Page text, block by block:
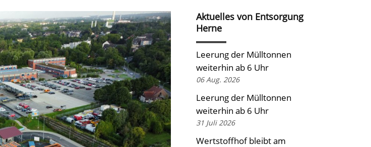
Aktuelles von Entsorgung
Herne
Leerung der Mülltonnen
weiterhin ab 6 Uhr
06 Aug. 2026
Leerung der Mülltonnen
weiterhin ab 6 Uhr
31 Juli 2026
Wertstoffhof bleibt am